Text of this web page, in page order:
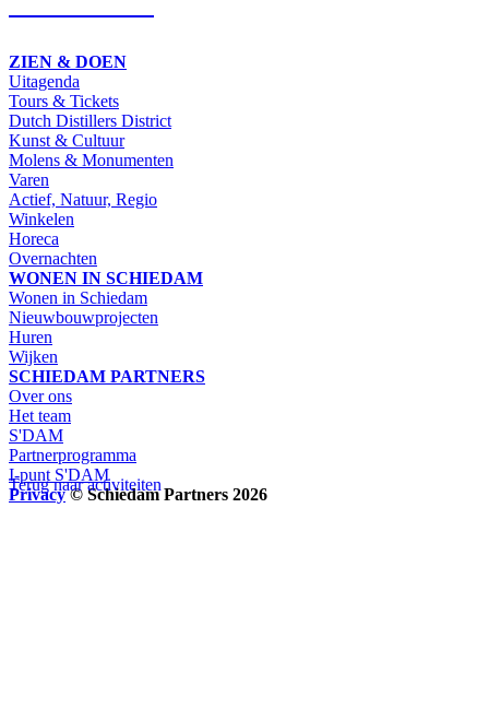
Terug naar activiteiten
ZIEN & DOEN
Uitagenda
Tours & Tickets
Dutch Distillers District
Kunst & Cultuur
Molens & Monumenten
Varen
Actief, Natuur, Regio
Winkelen
Horeca
Overnachten
WONEN IN SCHIEDAM
Wonen in Schiedam
Nieuwbouwprojecten
Huren
Wijken
SCHIEDAM PARTNERS
Over ons
Het team
S'DAM
Partnerprogramma
I-punt S'DAM
Privacy © Schiedam Partners 2026